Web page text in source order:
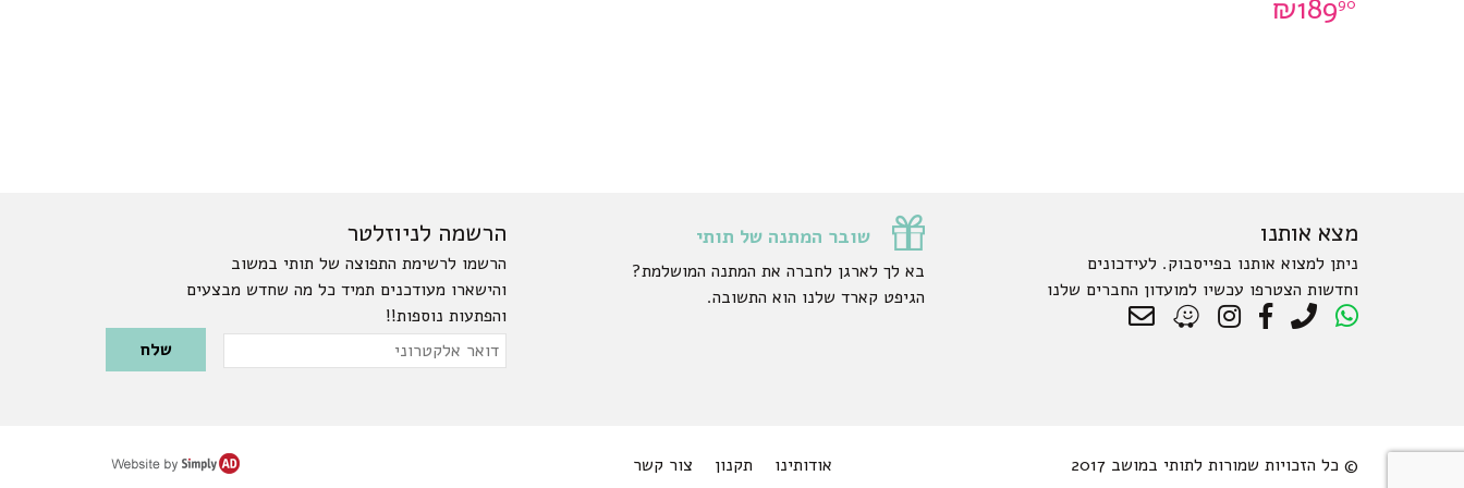
₪189
מצא אותנו
ניתן למצוא אותנו בפייסבוק. לעידכונים
וחדשות הצטרפו עכשיו למועדון החברים שלנו
שובר המתנה של תותי
בא לך לארגן לחברה את המתנה המושלמת?
הגיפט קארד שלנו הוא התשובה.
הרשמה לניוזלטר
הרשמו לרשימת התפוצה של תותי במשוב
והישארו מעודכנים תמיד כל מה שחדש מבצעים
והפתעות נוספות!!
Please leave this field empty.
דואר
© כל הזכויות שמורות לתותי במושב 2017 אודותינו תקנון צור קשר